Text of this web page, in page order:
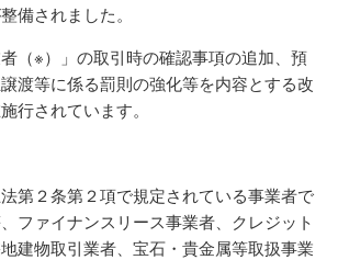
備されました。
（※）」の取引時の確認事項の追加、預
渡等に係る罰則の強化等を内容とする改
行されています。
第２条第２項で規定されている事業者で
ファイナンスリース事業者、クレジット
建物取引業者、宝石・貴金属等取扱事業